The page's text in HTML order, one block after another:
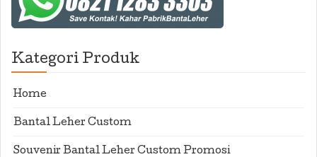
Kategori Produk
Home
Bantal Leher Custom
Souvenir Bantal Leher Custom Promosi